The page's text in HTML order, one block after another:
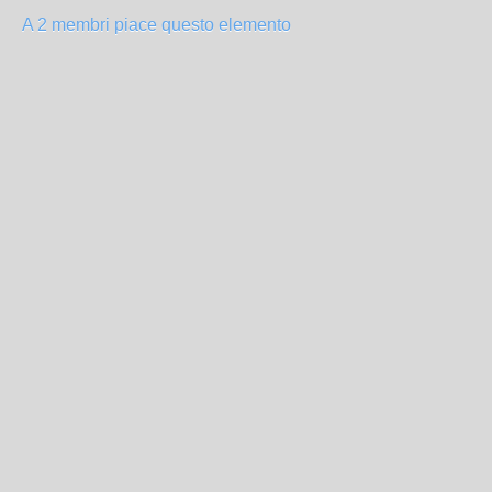
A 2 membri piace questo elemento